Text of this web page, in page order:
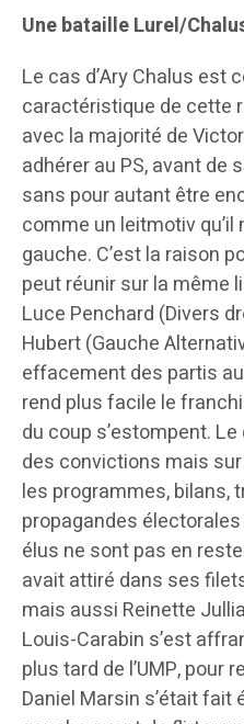
Une bataille Lurel/
Le cas d’Ary Chalus est
caractéristique de cette
avec la majorité de
adhérer au PS, avant de
sans pour autant être
comme un leitmotiv qu’il
gauche. C’est la raison
peut réunir sur la même
Luce Penchard (Divers
Hubert (Gauche
effacement des partis
rend plus facile le
du coup s’estompent.
des convictions mais
les programmes, bilans,
propagandes
élus ne sont pas en
avait attiré dans ses
mais aussi Reinette
Louis-Carabin s’est
plus tard de l’UMP, pour
Daniel Marsin s’était fait